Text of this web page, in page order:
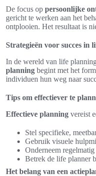
De focus op persoonlijke
gericht te werken aan het
ontplooien. Het resultaat is
Strategieën voor succes in
In de wereld van life
planning begint met het
individuen hun weg naar
Tips om effectiever te
Effectieve planning vereist
Stel specifieke,
Gebruik visuele
Onderneem
Betrek de life planner
Het belang van een